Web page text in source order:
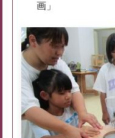
画」